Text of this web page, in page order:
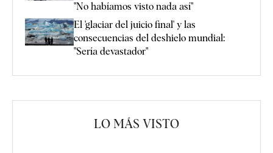
"No habíamos visto nada así"
El 'glaciar del juicio final' y las
consecuencias del deshielo mundial:
"Sería devastador"
LO MÁS VISTO